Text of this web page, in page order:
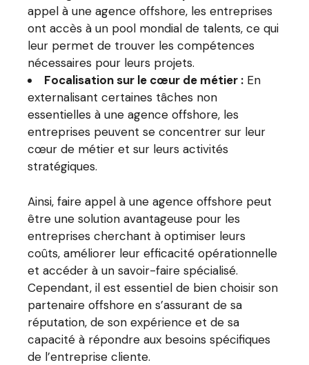
appel à une agence offshore, les entreprises
ont accès à un pool mondial de talents, ce qui
leur permet de trouver les compétences
nécessaires pour leurs projets.
Focalisation sur le cœur de métier : En
externalisant certaines tâches non
essentielles à une agence offshore, les
entreprises peuvent se concentrer sur leur
cœur de métier et sur leurs activités
stratégiques.
Ainsi, faire appel à une agence offshore peut
être une solution avantageuse pour les
entreprises cherchant à optimiser leurs
coûts, améliorer leur efficacité opérationnelle
et accéder à un savoir-faire spécialisé.
Cependant, il est essentiel de bien choisir son
partenaire offshore en s’assurant de sa
réputation, de son expérience et de sa
capacité à répondre aux besoins spécifiques
de l’entreprise cliente.